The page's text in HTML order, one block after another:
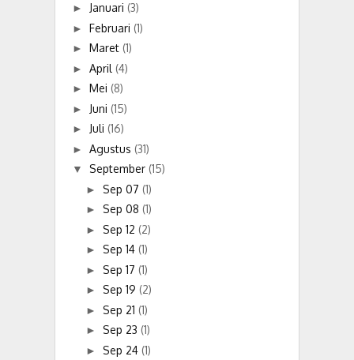
► Januari (3)
► Februari (1)
► Maret (1)
► April (4)
► Mei (8)
► Juni (15)
► Juli (16)
► Agustus (31)
▼ September (15)
► Sep 07 (1)
► Sep 08 (1)
► Sep 12 (2)
► Sep 14 (1)
► Sep 17 (1)
► Sep 19 (2)
► Sep 21 (1)
► Sep 23 (1)
► Sep 24 (1)